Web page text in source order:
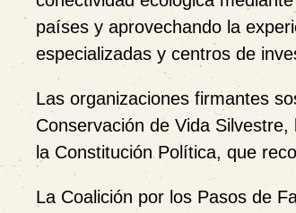
países y aprovechando la
especializadas y centros de
Las organizaciones firmantes
Conservación de Vida
la Constitución Política, que
La Coalición por los Pasos de